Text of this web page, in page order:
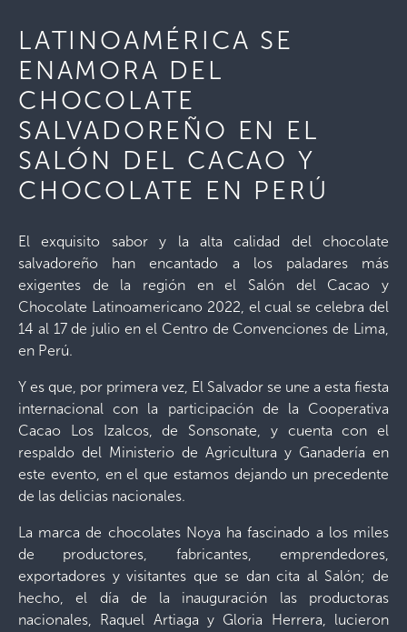
LATINOAMÉRICA SE
ENAMORA DEL
CHOCOLATE
SALVADOREÑO EN EL
SALÓN DEL CACAO Y
CHOCOLATE EN PERÚ
El exquisito sabor y la alta calidad del chocolate
salvadoreño han encantado a los paladares más
exigentes de la región en el Salón del Cacao y
Chocolate Latinoamericano 2022, el cual se celebra del
14 al 17 de julio en el Centro de Convenciones de Lima,
en Perú.
Y es que, por primera vez, El Salvador se une a esta fiesta
internacional con la participación de la Cooperativa
Cacao Los Izalcos, de Sonsonate, y cuenta con el
respaldo del Ministerio de Agricultura y Ganadería en
este evento, en el que estamos dejando un precedente
de las delicias nacionales.
La marca de chocolates Noya ha fascinado a los miles
de productores, fabricantes, emprendedores,
exportadores y visitantes que se dan cita al Salón; de
hecho, el día de la inauguración las productoras
nacionales, Raquel Artiaga y Gloria Herrera, lucieron